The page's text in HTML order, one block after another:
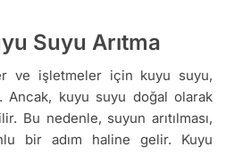
Suyu Arıtma
ve işletmeler için kuyu suyu,
Ancak, kuyu suyu doğal olarak
Bu nedenle, suyun arıtılması,
bir adım haline gelir. Kuyu